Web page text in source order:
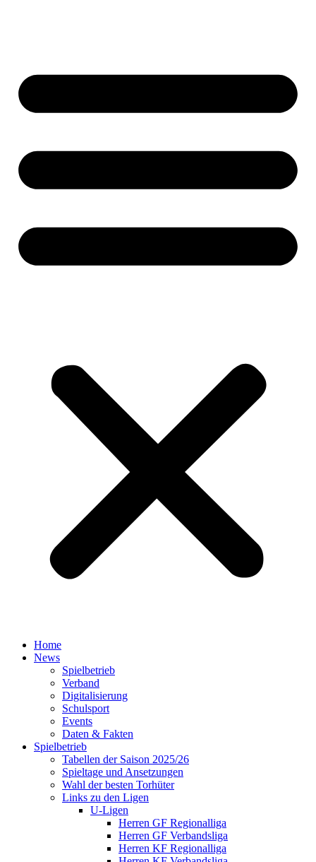
Home
News
Spielbetrieb
Verband
Digitalisierung
Schulsport
Events
Daten & Fakten
Spielbetrieb
Tabellen der Saison 2025/26
Spieltage und Ansetzungen
Wahl der besten Torhüter
Links zu den Ligen
U-Ligen
Herren GF Regionalliga
Herren GF Verbandsliga
Herren KF Regionalliga